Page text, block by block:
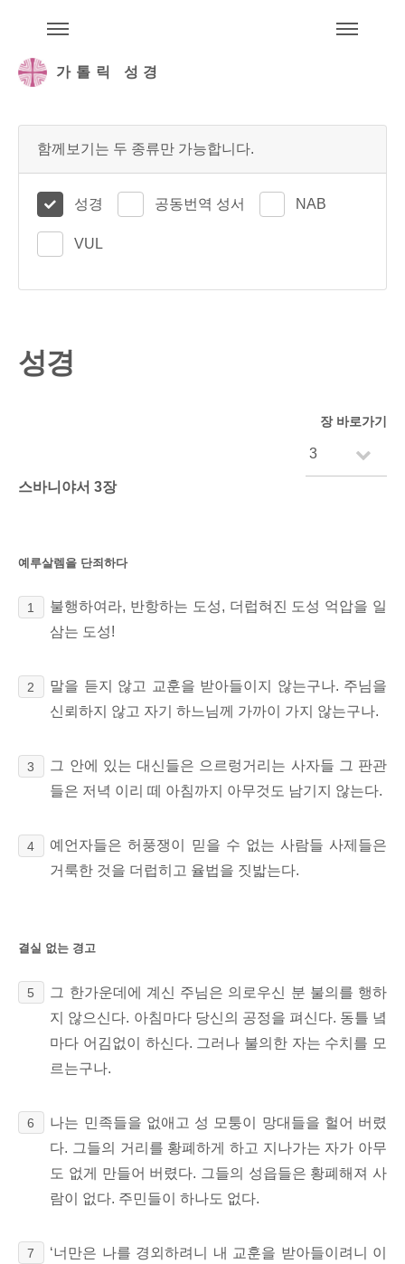
가톨릭 성경
함께보기는 두 종류만 가능합니다.
성경 공동번역 성서 NAB
VUL
성경
장 바로가기
스바니야서 3장
예루살렘을 단죄하다
1
불행하여라, 반항하는 도성, 더럽혀진 도성 억압을 일
삼는 도성!
2
말을 듣지 않고 교훈을 받아들이지 않는구나. 주님을
신뢰하지 않고 자기 하느님께 가까이 가지 않는구나.
3
그 안에 있는 대신들은 으르렁거리는 사자들 그 판관
들은 저녁 이리 떼 아침까지 아무것도 남기지 않는다.
4
예언자들은 허풍쟁이 믿을 수 없는 사람들 사제들은
거룩한 것을 더럽히고 율법을 짓밟는다.
결실 없는 경고
5 그 한가운데에 계신 주님은 의로우신 분 불의를 행하
지 않으신다. 아침마다 당신의 공정을 펴신다. 동틀 녘
마다 어김없이 하신다. 그러나 불의한 자는 수치를 모
르는구나.
6
나는 민족들을 없애고 성 모퉁이 망대들을 헐어 버렸
다. 그들의 거리를 황폐하게 하고 지나가는 자가 아무
도 없게 만들어 버렸다. 그들의 성읍들은 황폐해져 사
람이 없다. 주민들이 하나도 없다.
7
‘너만은 나를 경외하려니 내 교훈을 받아들이려니 이